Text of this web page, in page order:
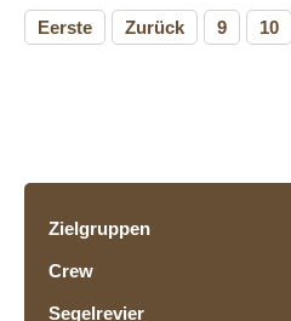
Eerste Zurück 9 10
Zielgruppen
Crew
Segelrevier